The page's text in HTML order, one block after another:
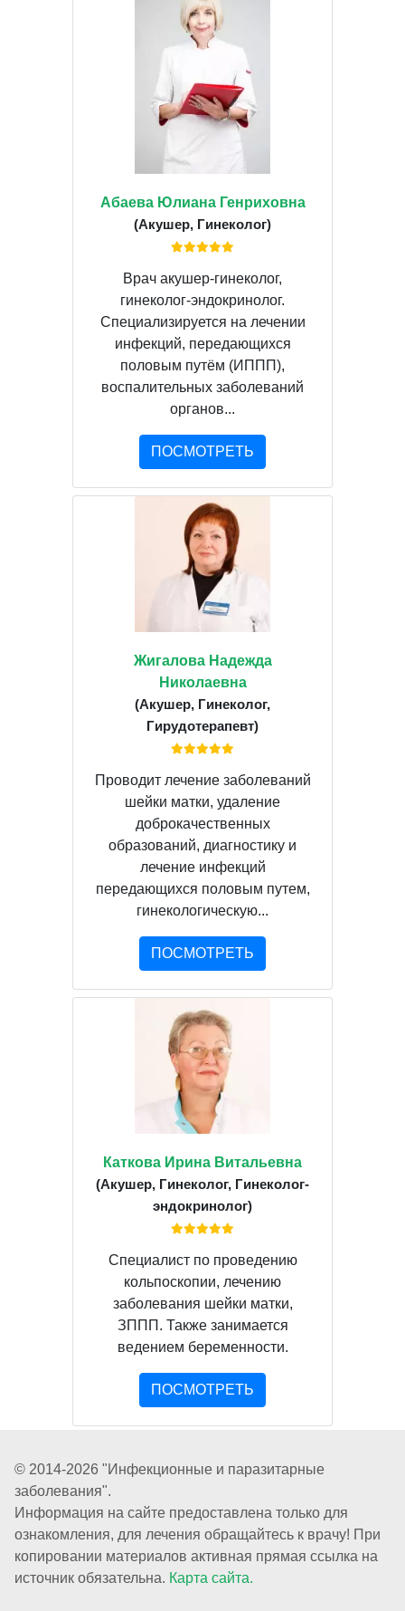
Абаева Юлиана Генриховна
(Акушер, Гинеколог)
Врач акушер-гинеколог,
гинеколог-эндокринолог.
Специализируется на лечении
инфекций, передающихся
половым путём (ИППП),
воспалительных заболеваний
органов...
ПОСМОТРЕТЬ
Жигалова Надежда
Николаевна
(Акушер, Гинеколог,
Гирудотерапевт)
Проводит лечение заболеваний
шейки матки, удаление
доброкачественных
образований, диагностику и
лечение инфекций
передающихся половым путем,
гинекологическую...
ПОСМОТРЕТЬ
Каткова Ирина Витальевна
(Акушер, Гинеколог, Гинеколог-
эндокринолог)
Специалист по проведению
кольпоскопии, лечению
заболевания шейки матки,
ЗППП. Также занимается
ведением беременности.
ПОСМОТРЕТЬ
© 2014-2026 "Инфекционные и паразитарные
заболевания".
Информация на сайте предоставлена только для
ознакомления, для лечения обращайтесь к врачу! При
копировании материалов активная прямая ссылка на
источник обязательна. Карта сайта.